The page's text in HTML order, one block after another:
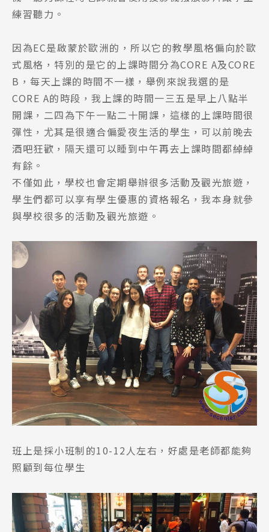
練習聽力。
因為EC是啟蒙於歐洲的，所以它的教學風格偏向於歐
式風格，特別的是它的上課時間分為CORE A及CORE
B，每天上課的時間不一樣，舉例來說我選的是
CORE A的時段，我上課的時間一三五是早上八點半
開課，二四為下午一點二十開課，這樣的上課時間很
彈性，尤其是很適合偏愛夜生活的學生，可以前晚去
酒吧狂歡，隔天還可以睡到中午再去上課時間都綽綽
有餘。
不僅如此，學校也會定期舉辦很多活動及觀光旅遊，
學生們都可以享有學生優惠的資格報名，我本身就參
與學校很多的活動及觀光旅遊。
班上是採小班制的10-12人左右，好處是老師都能夠
照顧到每位學生